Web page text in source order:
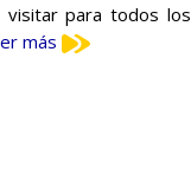
visitar para todos los
más